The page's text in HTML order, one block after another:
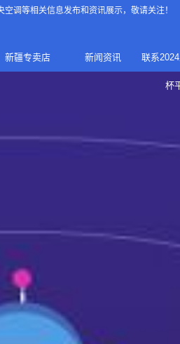
空调等相关信息发布和资讯展示，敬请关注！
新疆专卖店 新闻资讯 联系
杯